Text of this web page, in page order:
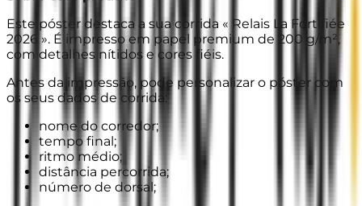
Este póster destaca a sua corrida « Relais La Fortifiée
2026 ». É impresso em papel premium de 200 g/m²,
com detalhes nítidos e cores fiéis.
Antes da impressão, pode personalizar o póster com
os seus dados de corrida:
nome do corredor;
tempo final;
ritmo médio;
distância percorrida;
número de dorsal;